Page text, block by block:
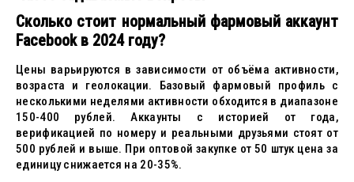
Сколько стоит нормальный фармовый аккаунт
Facebook в 2024 году?
Цены варьируются в зависимости от объёма активности,
возраста и геолокации. Базовый фармовый профиль с
несколькими неделями активности обходится в диапазоне
150-400 рублей. Аккаунты с историей от года,
верификацией по номеру и реальными друзьями стоят от
500 рублей и выше. При оптовой закупке от 50 штук цена за
единицу снижается на 20-35%.